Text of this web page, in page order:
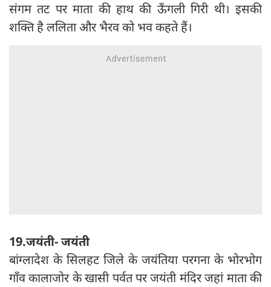
संगम तट पर माता की हाथ की ऊँगली गिरी थी। इसकी
शक्ति है ललिता और भैरव को भव कहते हैं।
19.जयंती- जयंती
बांग्लादेश के सिलहट जिले के जयंतिया परगना के भोरभोग
गाँव कालाजोर के खासी पर्वत पर जयंती मंदिर जहां माता की